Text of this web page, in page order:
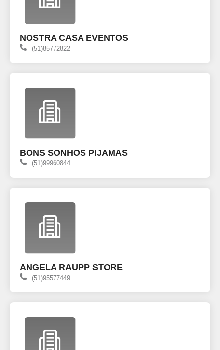
NOSTRA CASA EVENTOS
(51)85772822
BONS SONHOS PIJAMAS
(51)99960844
ANGELA RAUPP STORE
(51)95577449